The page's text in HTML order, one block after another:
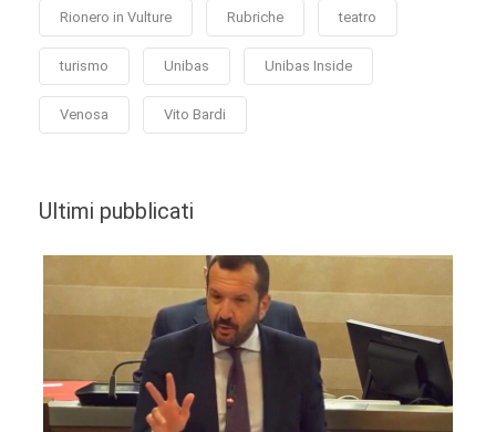
Rionero in Vulture Rubriche teatro
turismo Unibas Unibas Inside
Venosa Vito Bardi
Ultimi pubblicati